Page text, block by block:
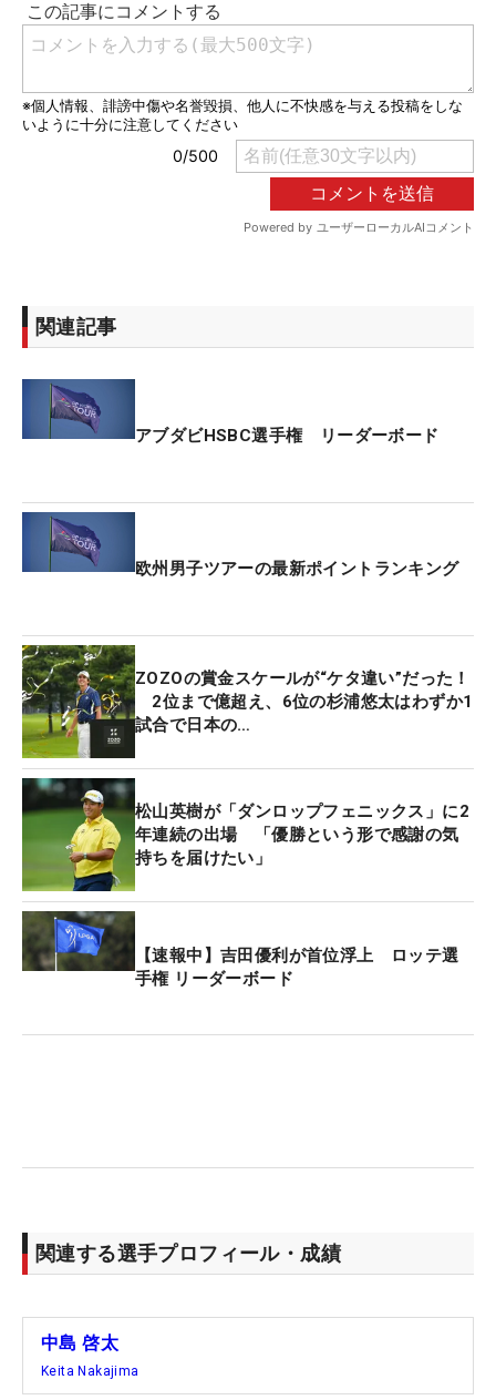
関連記事
アブダビHSBC選手権 リーダーボード
欧州男子ツアーの最新ポイントランキング
ZOZOの賞金スケールが“ケタ違い”だった！
2位まで億超え、6位の杉浦悠太はわずか1
試合で日本の…
松山英樹が「ダンロップフェニックス」に2
年連続の出場 「優勝という形で感謝の気
持ちを届けたい」
【速報中】吉田優利が首位浮上 ロッテ選
手権 リーダーボード
関連する選手プロフィール・成績
中島 啓太
Keita Nakajima